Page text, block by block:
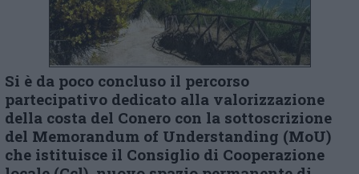
Si è da poco concluso il percorso
partecipativo dedicato alla valorizzazione
della costa del Conero con la sottoscrizione
del Memorandum of Understanding (MoU)
che istituisce il Consiglio di Cooperazione